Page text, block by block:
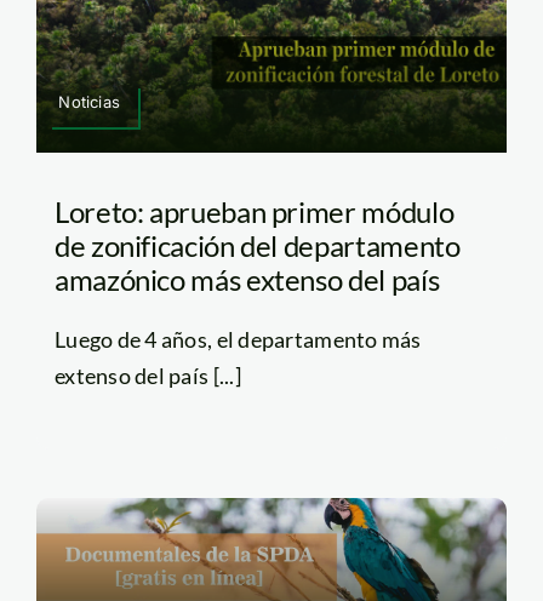
Noticias
Loreto: aprueban primer módulo
de zonificación del departamento
amazónico más extenso del país
Luego de 4 años, el departamento más
extenso del país [...]